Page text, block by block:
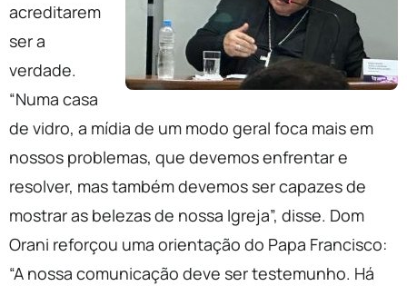
acreditarem
ser a
verdade.
“Numa casa
de vidro, a mídia de um modo geral foca mais em
nossos problemas, que devemos enfrentar e
resolver, mas também devemos ser capazes de
mostrar as belezas de nossa Igreja”, disse. Dom
Orani reforçou uma orientação do Papa Francisco:
“A nossa comunicação deve ser testemunho. Há